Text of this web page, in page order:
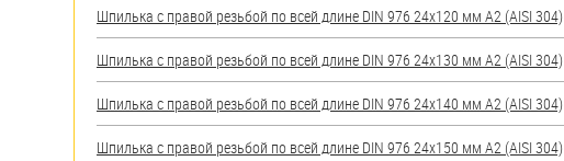
Штифты и пальцы
Шпилька с правой резьбой по всей длине DIN 976 24х120 мм А2 (AISI 304)
Шпилька с правой резьбой по всей длине DIN 976 24х130 мм А2 (AISI 304)
Шпилька с правой резьбой по всей длине DIN 976 24х140 мм А2 (AISI 304)
Шпилька с правой резьбой по всей длине DIN 976 24х150 мм А2 (AISI 304)